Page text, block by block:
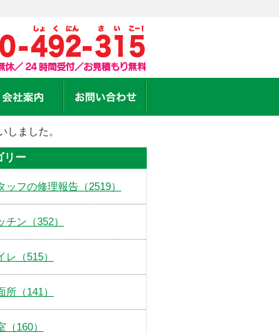
しました。
リー
ッフの修理報告（2519）
チン（352）
レ（515）
所（141）
（160）